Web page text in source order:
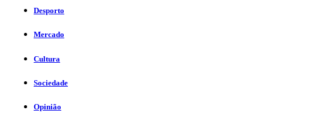
Desporto
Mercado
Cultura
Sociedade
Opinião